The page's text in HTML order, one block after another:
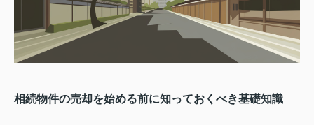
相続物件の売却を始める前に知っておくべき基礎知識